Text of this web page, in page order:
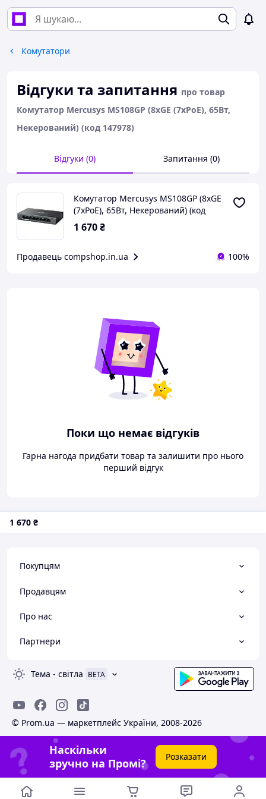
Комутатори
Відгуки та запитання про товар
Комутатор Mercusys MS108GP (8xGE (7xPoE), 65Вт,
Некерований) (код 147978)
Відгуки (0) Запитання (0)
Поки що немає відгуків
Гарна нагода придбати товар та залишити про нього
перший відгук
Комутатор Mercusys MS108GP (8xGE
(7xPoE), 65Вт, Некерований) (код
147978)
1 670₴
Продавець compshop.in.ua 100%
1 670 ₴
Покупцям
Продавцям
Про нас
Партнери
Тема - світла BETA
© Prom.ua — маркетплейс України, 2008-2026
Наскільки
зручно на Промі?
Розказати